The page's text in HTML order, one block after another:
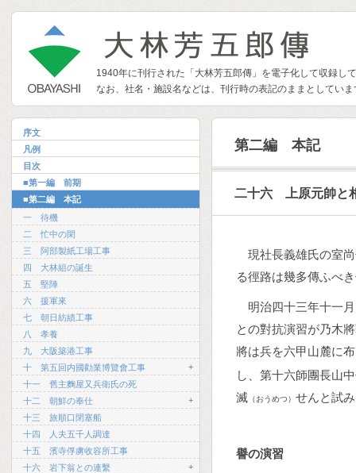
1940年に刊行された「大林芳五郎傳」を電子化して収録し
なお、社名・施設名などは、刊行時の表記のままとしてい
序文
凡例
目次
■第一編 前期
■第二編 本記
一 待機
二 忙中の閑
三 阿部製紙工場工事
四 大林組の誕生
五 堅陣
六 援軍來
七 朝日紡績工事
八 孝養
九 大阪築港工事
十 第五回内國勸業博覽會工事
+
十一 舊主麴屋又兵衛氏の死
十二 朝鮮の奉仕
+
十三 旅順口閉塞船
十四 人夫五千人調達
十五 濱寺俘虜收容所工事
十六 岩下翁との連繫
+
第二編 本記
二十六 上原元帥と
現社長義雄氏の室
る徑路は幾多傳ふべ
明治四十三年十一
との對抗演習が乃木
將は兵を六甲山麓に
し、第十六師團長山
滅 （おうめつ） せんと試
譽の演習